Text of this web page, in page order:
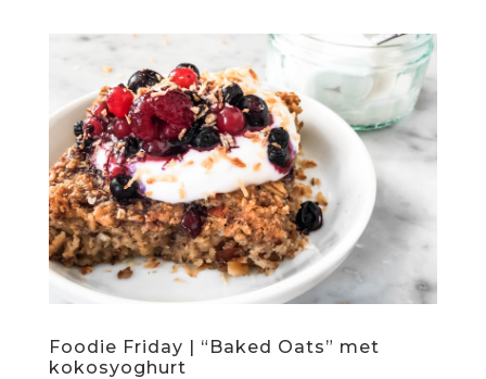
Foodie Friday | “Baked Oats” met
kokosyoghurt